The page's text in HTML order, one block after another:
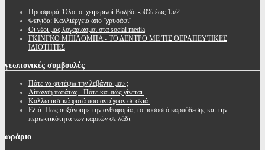
Προσφορά: Όλοι οι χειμερινοί Βολβόι -50% έως 15/2
Φειγιόα: Καλλιέργεια απο ''χρυσάφι''
Oι νέοι μας λογαριασμοί στα social media
ΓΚΙΝΓΚΟ ΜΠΙΛΟΜΠΑ - ΤΟ ΔΕΝΤΡΟ ΜΕ ΤΙΣ ΘΕΡΑΠΕΥΤΙΚΕΣ
ΙΔΙΟΤΗΤΕΣ
γεωπονικές συμβουλές
Πότε να φυτέψω την λεβάντα μου ;
Λίπανση πατάτας - Πότε και πώς γίνεται.
Καλλωπιστικά φυτά που αντέχουν σε σκιά.
Ελιά: Πως αυξάνουμε την ανθοφορία, το ποσοστό καρπόδεσης και την
περιεκτικότητα των καρπών σε λάδι
ωράριο